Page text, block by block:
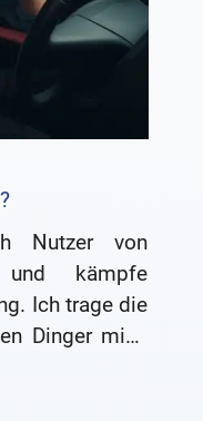
Nutzer von
und kämpfe
Ich trage die
Dinger mich
geringe